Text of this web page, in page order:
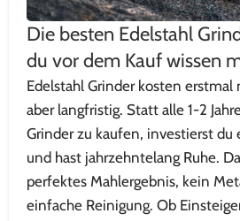
Die besten Edelstahl
du vor dem Kauf wissen
Edelstahl Grinder kosten erstmal
aber langfristig. Statt alle 1-2
Grinder zu kaufen, investierst
und hast jahrzehntelang Ruhe.
perfektes Mahlergebnis, kein
einfache Reinigung. Ob